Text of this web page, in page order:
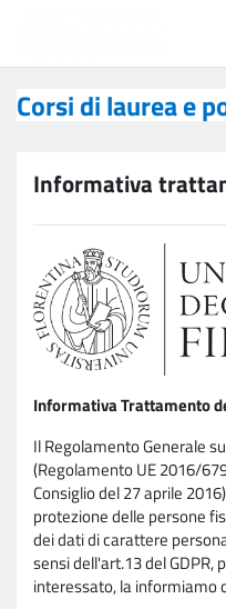
Corsi di laurea e
Informativa
Informativa Trattamento
Il Regolamento Generale
(Regolamento UE 2016/
Consiglio del 27 aprile
protezione delle persone
dei dati di carattere
sensi dell'art.13 del GDPR,
interessato, la informiamo